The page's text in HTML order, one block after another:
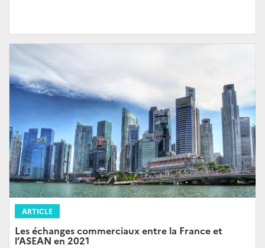
ARTICLE
Les échanges commerciaux entre la France et
l’ASEAN en 2021